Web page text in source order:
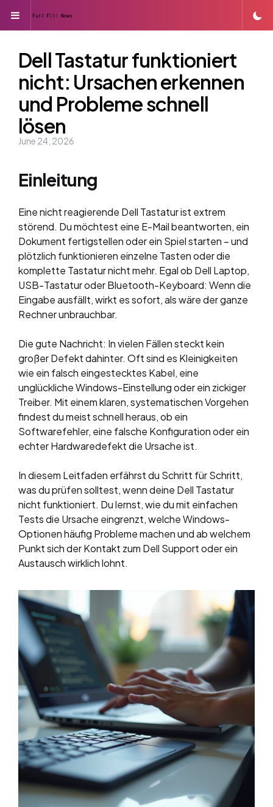
Menu
Dell Tastatur funktioniert
nicht: Ursachen erkennen
und Probleme schnell
lösen
June 24, 2026
Einleitung
Eine nicht reagierende Dell Tastatur ist extrem
störend. Du möchtest eine E-Mail beantworten, ein
Dokument fertigstellen oder ein Spiel starten – und
plötzlich funktionieren einzelne Tasten oder die
komplette Tastatur nicht mehr. Egal ob Dell Laptop,
USB-Tastatur oder Bluetooth-Keyboard: Wenn die
Eingabe ausfällt, wirkt es sofort, als wäre der ganze
Rechner unbrauchbar.
Die gute Nachricht: In vielen Fällen steckt kein
großer Defekt dahinter. Oft sind es Kleinigkeiten
wie ein falsch eingestecktes Kabel, eine
unglückliche Windows-Einstellung oder ein zickiger
Treiber. Mit einem klaren, systematischen Vorgehen
findest du meist schnell heraus, ob ein
Softwarefehler, eine falsche Konfiguration oder ein
echter Hardwaredefekt die Ursache ist.
In diesem Leitfaden erfährst du Schritt für Schritt,
was du prüfen solltest, wenn deine Dell Tastatur
nicht funktioniert. Du lernst, wie du mit einfachen
Tests die Ursache eingrenzt, welche Windows-
Optionen häufig Probleme machen und ab welchem
Punkt sich der Kontakt zum Dell Support oder ein
Austausch wirklich lohnt.